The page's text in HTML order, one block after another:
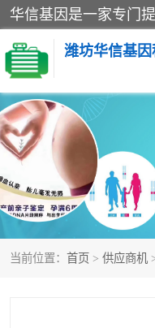
潍坊华信基
当前位置： 首页 > 供应商机
亲子鉴定
隐私亲子鉴定
孕期亲子鉴定